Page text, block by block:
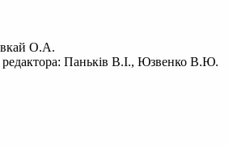
О.А.
редактора: Паньків В.І., Юзвенко В.Ю.